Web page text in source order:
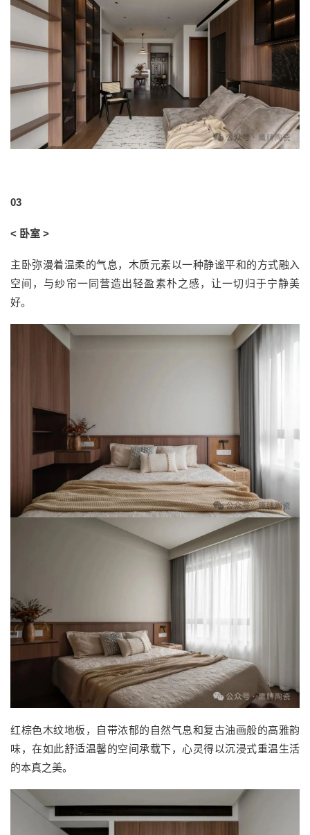
03
< 卧室 >
主卧弥漫着温柔的气息，木质元素以一种静谧平和的方式融入
空间，与纱帘一同营造出轻盈素朴之感，让一切归于宁静美
好。
红棕色木纹地板，自带浓郁的自然气息和复古油画般的高雅韵
味，在如此舒适温馨的空间承载下，心灵得以沉浸式重温生活
的本真之美。